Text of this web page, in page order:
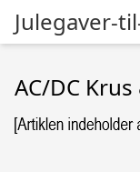
Julegaver-
AC/DC